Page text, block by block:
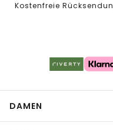
Kostenfreie
DAMEN